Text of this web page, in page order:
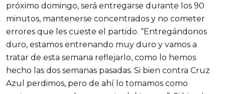
próximo domingo, será entregarse durante los 90
minutos, mantenerse concentrados y no cometer
errores que les cueste el partido. “Entregándonos
duro, estamos entrenando muy duro y vamos a
tratar de esta semana reflejarlo, como lo hemos
hecho las dos semanas pasadas. Si bien contra Cruz
Azul perdimos, pero de ahí lo tomamos como